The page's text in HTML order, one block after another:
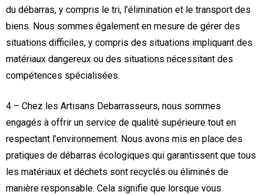
du débarras, y compris le tri, l’élimination et le transport des
biens. Nous sommes également en mesure de gérer des
situations difficiles, y compris des situations impliquant des
matériaux dangereux ou des situations nécessitant des
compétences spécialisées.
4 – Chez les Artisans Debarrasseurs, nous sommes
engagés à offrir un service de qualité supérieure tout en
respectant l’environnement. Nous avons mis en place des
pratiques de débarras écologiques qui garantissent que tous
les matériaux et déchets sont recyclés ou éliminés de
manière responsable. Cela signifie que lorsque vous